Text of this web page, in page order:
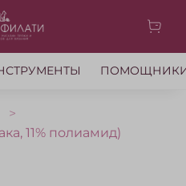
11% полиамид)